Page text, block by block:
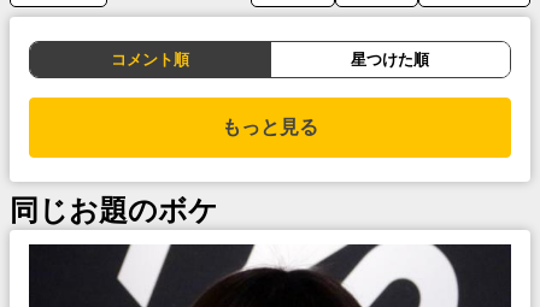
コメント順 星つけた順
もっと見る
同じお題のボケ